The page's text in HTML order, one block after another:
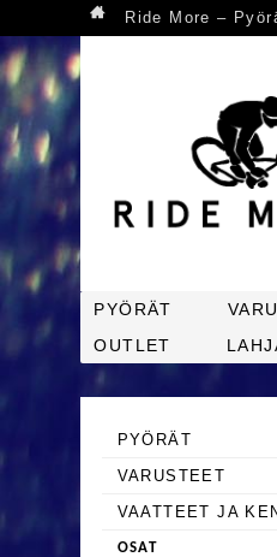
Ride More –
PYÖRÄT
OUTLET
PYÖRÄT
VARUSTEET
VAATTEET JA
OSAT